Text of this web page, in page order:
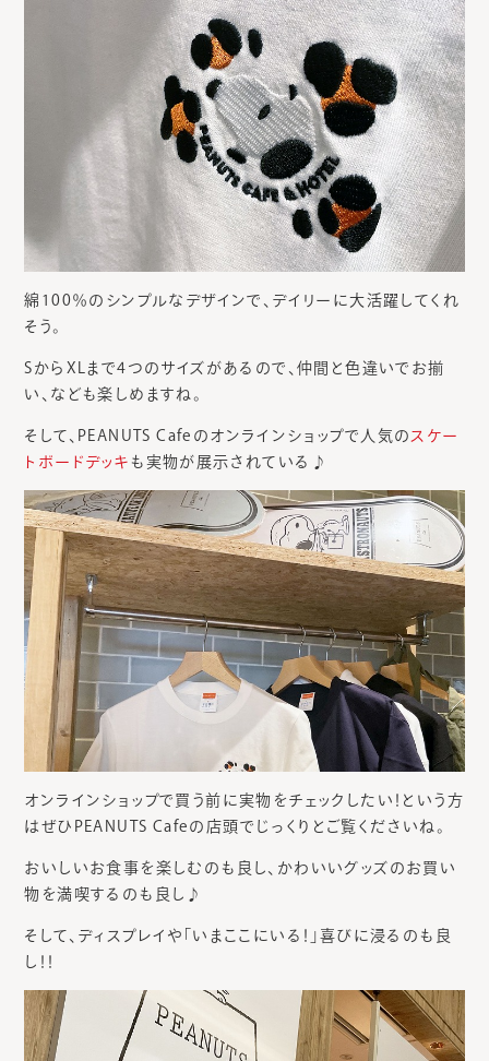
綿100％のシンプルなデザインで、デイリーに大活躍してくれ
そう。
SからXLまで4つのサイズがあるので、仲間と色違いでお揃
い、なども楽しめますね。
そして、PEANUTS Cafeのオンラインショップで人気の スケー
トボードデッキ も実物が展示されている♪
オンラインショップで買う前に実物をチェックしたい！という方
はぜひPEANUTS Cafeの店頭でじっくりとご覧くださいね。
おいしいお食事を楽しむのも良し、かわいいグッズのお買い
物を満喫するのも良し♪
そして、ディスプレイや「いまここにいる！」喜びに浸るのも良
し！！